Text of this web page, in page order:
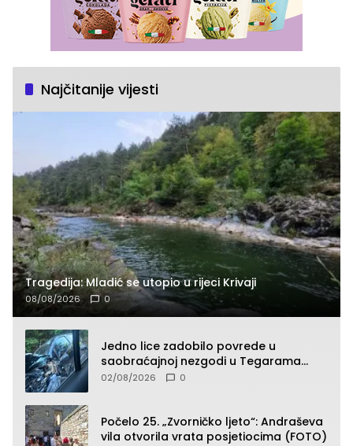
Najčitanije vijesti
Tragedija: Mladić se utopio u rijeci Krivaji
08/08/2026 0
Jedno lice zadobilo povrede u
saobraćajnoj nezgodi u Tegarama
(FOTO)
02/08/2026 0
Počelo 25. „Zvorničko ljeto“: Andraševa
vila otvorila vrata posjetiocima (FOTO)